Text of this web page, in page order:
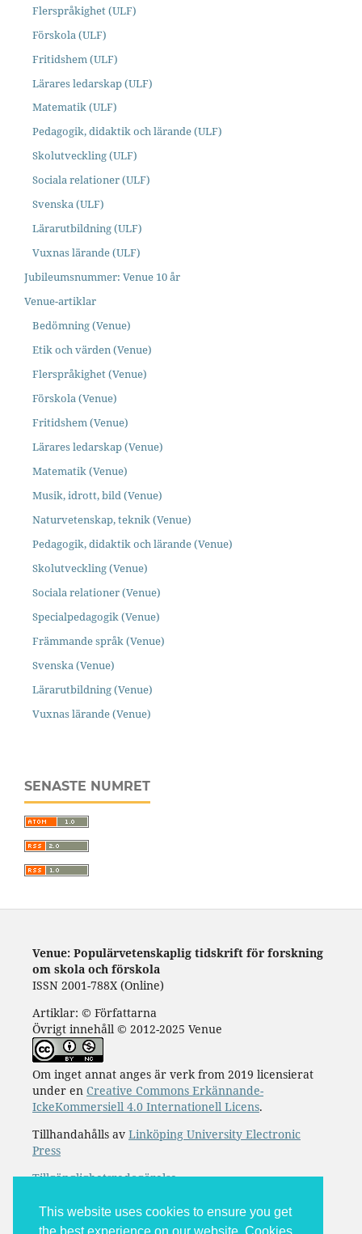
This website uses cookies to ensure you get
Flerspråkighet (ULF)
Förskola (ULF)
Fritidshem (ULF)
Lärares ledarskap (ULF)
Matematik (ULF)
Pedagogik, didaktik och lärande (ULF)
Skolutveckling (ULF)
Sociala relationer (ULF)
Svenska (ULF)
Lärarutbildning (ULF)
Vuxnas lärande (ULF)
Jubileumsnummer: Venue 10 år
Venue-artiklar
Bedömning (Venue)
Etik och värden (Venue)
Flerspråkighet (Venue)
Förskola (Venue)
Fritidshem (Venue)
Lärares ledarskap (Venue)
Matematik (Venue)
Musik, idrott, bild (Venue)
Naturvetenskap, teknik (Venue)
Pedagogik, didaktik och lärande (Venue)
Skolutveckling (Venue)
Sociala relationer (Venue)
Specialpedagogik (Venue)
Främmande språk (Venue)
Svenska (Venue)
Lärarutbildning (Venue)
Vuxnas lärande (Venue)
SENASTE NUMRET
Venue: Populärvetenskaplig tidskrift för forskning
om skola och förskola
ISSN 2001-788X (Online)
Artiklar: © Författarna
Övrigt innehåll © 2012-2025 Venue
Om inget annat anges är verk from 2019 licensierat
under en Creative Commons Erkännande-
IckeKommersiell 4.0 Internationell Licens.
Tillhandahålls av Linköping University Electronic
Press
Tillgänglighetsredogörelse